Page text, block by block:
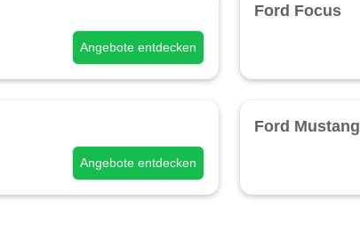
Angebote entdecken
Ford Focus
Angebote entdecken
Ford Mustang